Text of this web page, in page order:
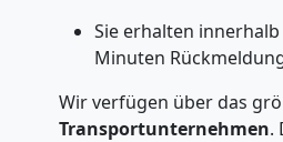
Sie erhalten
Minuten
Wir verfügen über das
Transportunternehmen.